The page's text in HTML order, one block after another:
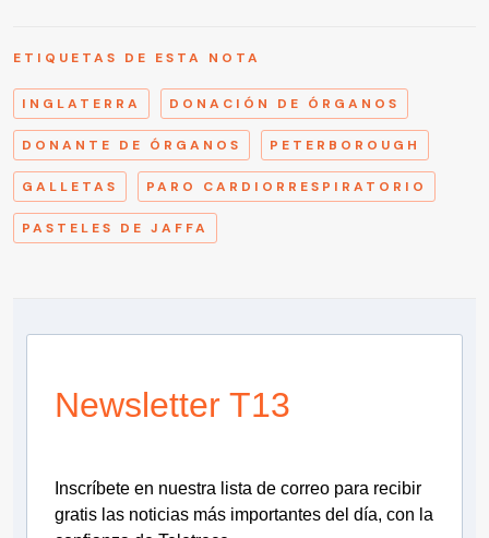
ETIQUETAS DE ESTA NOTA
INGLATERRA DONACIÓN DE ÓRGANOS
DONANTE DE ÓRGANOS PETERBOROUGH
GALLETAS PARO CARDIORRESPIRATORIO
PASTELES DE JAFFA
Newsletter T13
Inscríbete en nuestra lista de correo para recibir
gratis las noticias más importantes del día, con la